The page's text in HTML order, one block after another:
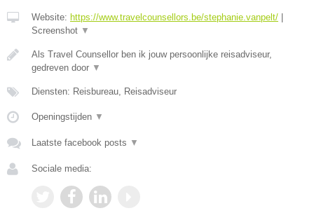
Website: https://www.travelcounsellors.be/stephanie.vanpelt/
Screenshot ▼
Als Travel Counsellor ben ik jouw persoonlijke reisadviseur,
gedreven door ▼
Diensten: Reisbureau, Reisadviseur
Openingstijden ▼
Laatste facebook posts ▼
Sociale media: